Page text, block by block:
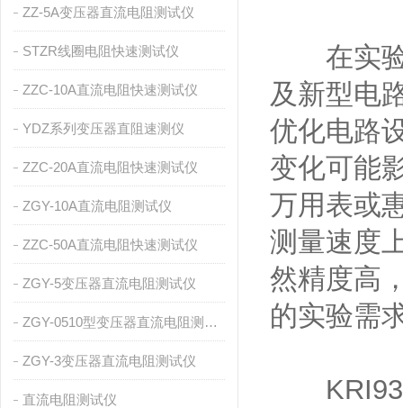
ZZ-5A变压器直流电阻测试仪
STZR线圈电阻快速测试仪
ZZC-10A直流电阻快速测试仪
YDZ系列变压器直阻速测仪
ZZC-20A直流电阻快速测试仪
ZGY-10A直流电阻测试仪
ZZC-50A直流电阻快速测试仪
ZGY-5变压器直流电阻测试仪
ZGY-0510型变压器直流电阻测试仪
ZGY-3变压器直流电阻测试仪
直流电阻测试仪
在实验
及新型电
优化电路
变化可能
万用表或
测量速度
然精度高
的实验需